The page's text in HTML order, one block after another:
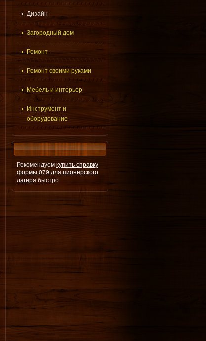
Дизайн
Загородный дом
Ремонт
Ремонт своими руками
Мебель и интерьер
Инструмент и
оборудование
Рекомендуем купить справку
формы 079 для пионерского
лагеря быстро